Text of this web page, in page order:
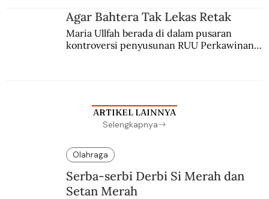
Agar Bahtera Tak Lekas Retak
Maria Ullfah berada di dalam pusaran
kontroversi penyusunan RUU Perkawinan.
ARTIKEL LAINNYA
Selengkapnya
Olahraga
Serba-serbi Derbi Si Merah dan
Setan Merah